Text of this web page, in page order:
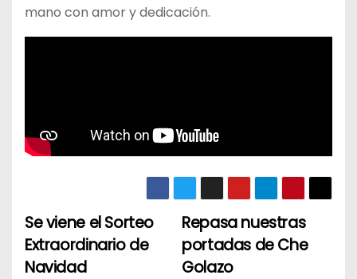
mano con amor y dedicación.
N
a
Repasa nuestras
portadas de Che
Golazo
Se viene el Sorteo
Extraordinario de
Navidad